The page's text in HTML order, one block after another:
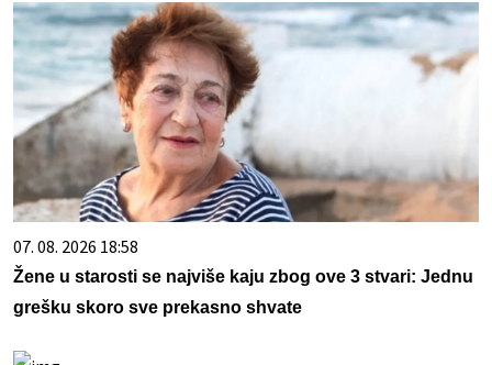
07. 08. 2026 18:58
Žene u starosti se najviše kaju zbog ove 3 stvari: Jednu
grešku skoro sve prekasno shvate